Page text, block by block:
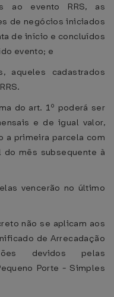
ao evento RRS, as
de negócios iniciados
de início e concluídos
evento; e
aqueles cadastrados
do art. 1º poderá ser
e de igual valor,
a primeira parcela com
mês subsequente à
vencerão no último
não se aplicam aos
de Arrecadação
devidos pelas
Porte - Simples